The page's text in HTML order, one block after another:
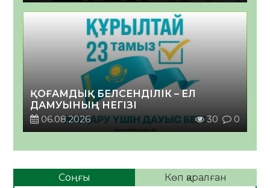
ҚОҒАМДЫҚ БЕЛСЕНДІЛІК – ЕЛ
ДАМУЫНЫҢ НЕГІЗІ
06.08.2026
30 0
Соңғы Көп қаралған